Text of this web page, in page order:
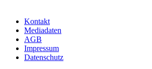
Kontakt
Mediadaten
AGB
Impressum
Datenschutz